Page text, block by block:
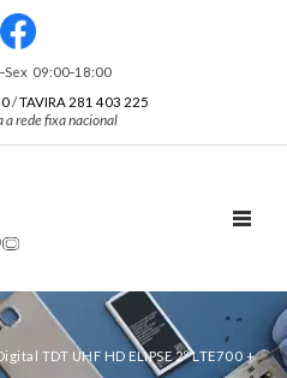
09:00‑18:00
/TAVIRA 281 403 225
a rede fixa nacional
TDT UHF HD ELIPSE 2º LTE700 +